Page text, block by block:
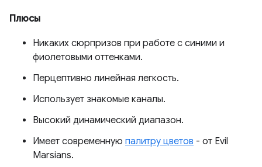
Плюсы
Никаких сюрпризов при работе с синими и
фиолетовыми оттенками.
Перцептивно линейная легкость.
Использует знакомые каналы.
Высокий динамический диапазон.
Имеет современную палитру цветов - от Evil
Marsians.